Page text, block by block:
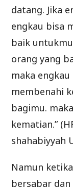
datang. Jika
engkau bisa
baik
orang yang
maka
membenahi
bagimu.
kematian.”
shahabiyyah
Namun
bersabar